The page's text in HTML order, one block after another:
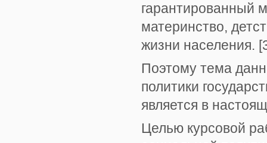
гарантированный
материнство,
жизни населения.
Поэтому тема
политики
является в
Целью курсовой